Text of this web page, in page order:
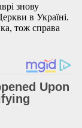
знову
в Україні.
тож справа